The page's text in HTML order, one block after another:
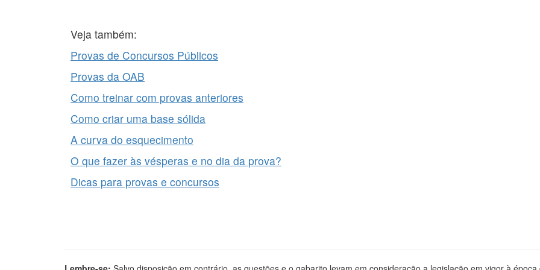
Veja também:
Provas de Concursos Públicos
Provas da OAB
Como treinar com provas anteriores
Como criar uma base sólida
A curva do esquecimento
O que fazer às vésperas e no dia da prova?
Dicas para provas e concursos